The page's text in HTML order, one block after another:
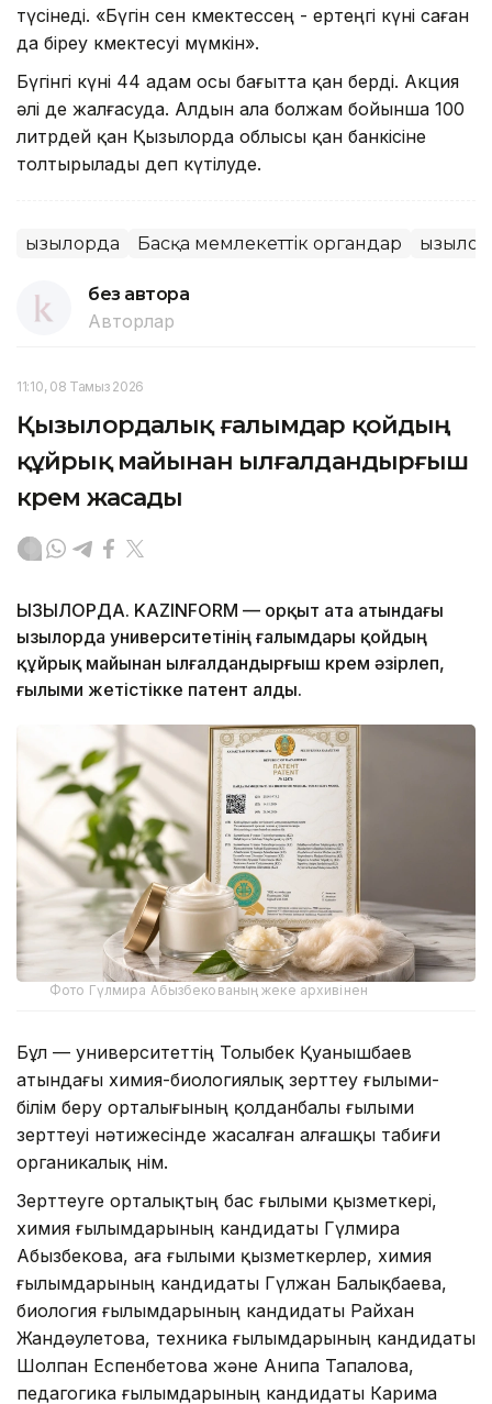
түсінеді. «Бүгін сен көмектессең - ертеңгі күні саған
да біреу көмектесуі мүмкін».
Бүгінгі күні 44 адам осы бағытта қан берді. Акция
әлі де жалғасуда. Алдын ала болжам бойынша 100
литрдей қан Қызылорда облысы қан банкісіне
толтырылады деп күтілуде.
Қызылорда Басқа мемлекеттік органдар
без автора
Авторлар
11:10, 08 Тамыз 2026
Қызылордалық ғалымдар қойдың
құйрық майынан ылғалдандырғыш
крем жасады
ҚЫЗЫЛОРДА. KAZINFORM — Қорқыт ата атындағы
Қызылорда университетінің ғалымдары қойдың
құйрық майынан ылғалдандырғыш крем әзірлеп,
ғылыми жетістікке патент алды.
Фото Гүлмира Абызбекованың жеке архивінен
Бұл — университеттің Толыбек Қуанышбаев
атындағы химия-биологиялық зерттеу ғылыми-
білім беру орталығының қолданбалы ғылыми
зерттеуі нәтижесінде жасалған алғашқы табиғи
органикалық өнім.
Зерттеуге орталықтың бас ғылыми қызметкері,
химия ғылымдарының кандидаты Гүлмира
Абызбекова, аға ғылыми қызметкерлер, химия
ғылымдарының кандидаты Гүлжан Балықбаева,
биология ғылымдарының кандидаты Райхан
Жандәулетова, техника ғылымдарының кандидаты
Шолпан Еспенбетова және Анипа Тапалова,
педагогика ғылымдарының кандидаты Карима